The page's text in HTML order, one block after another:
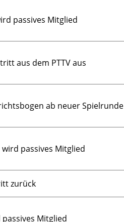
passives Mitglied
aus dem PTTV aus
ab neuer Spielrunde
wird passives Mitglied
zurück
Mitglied